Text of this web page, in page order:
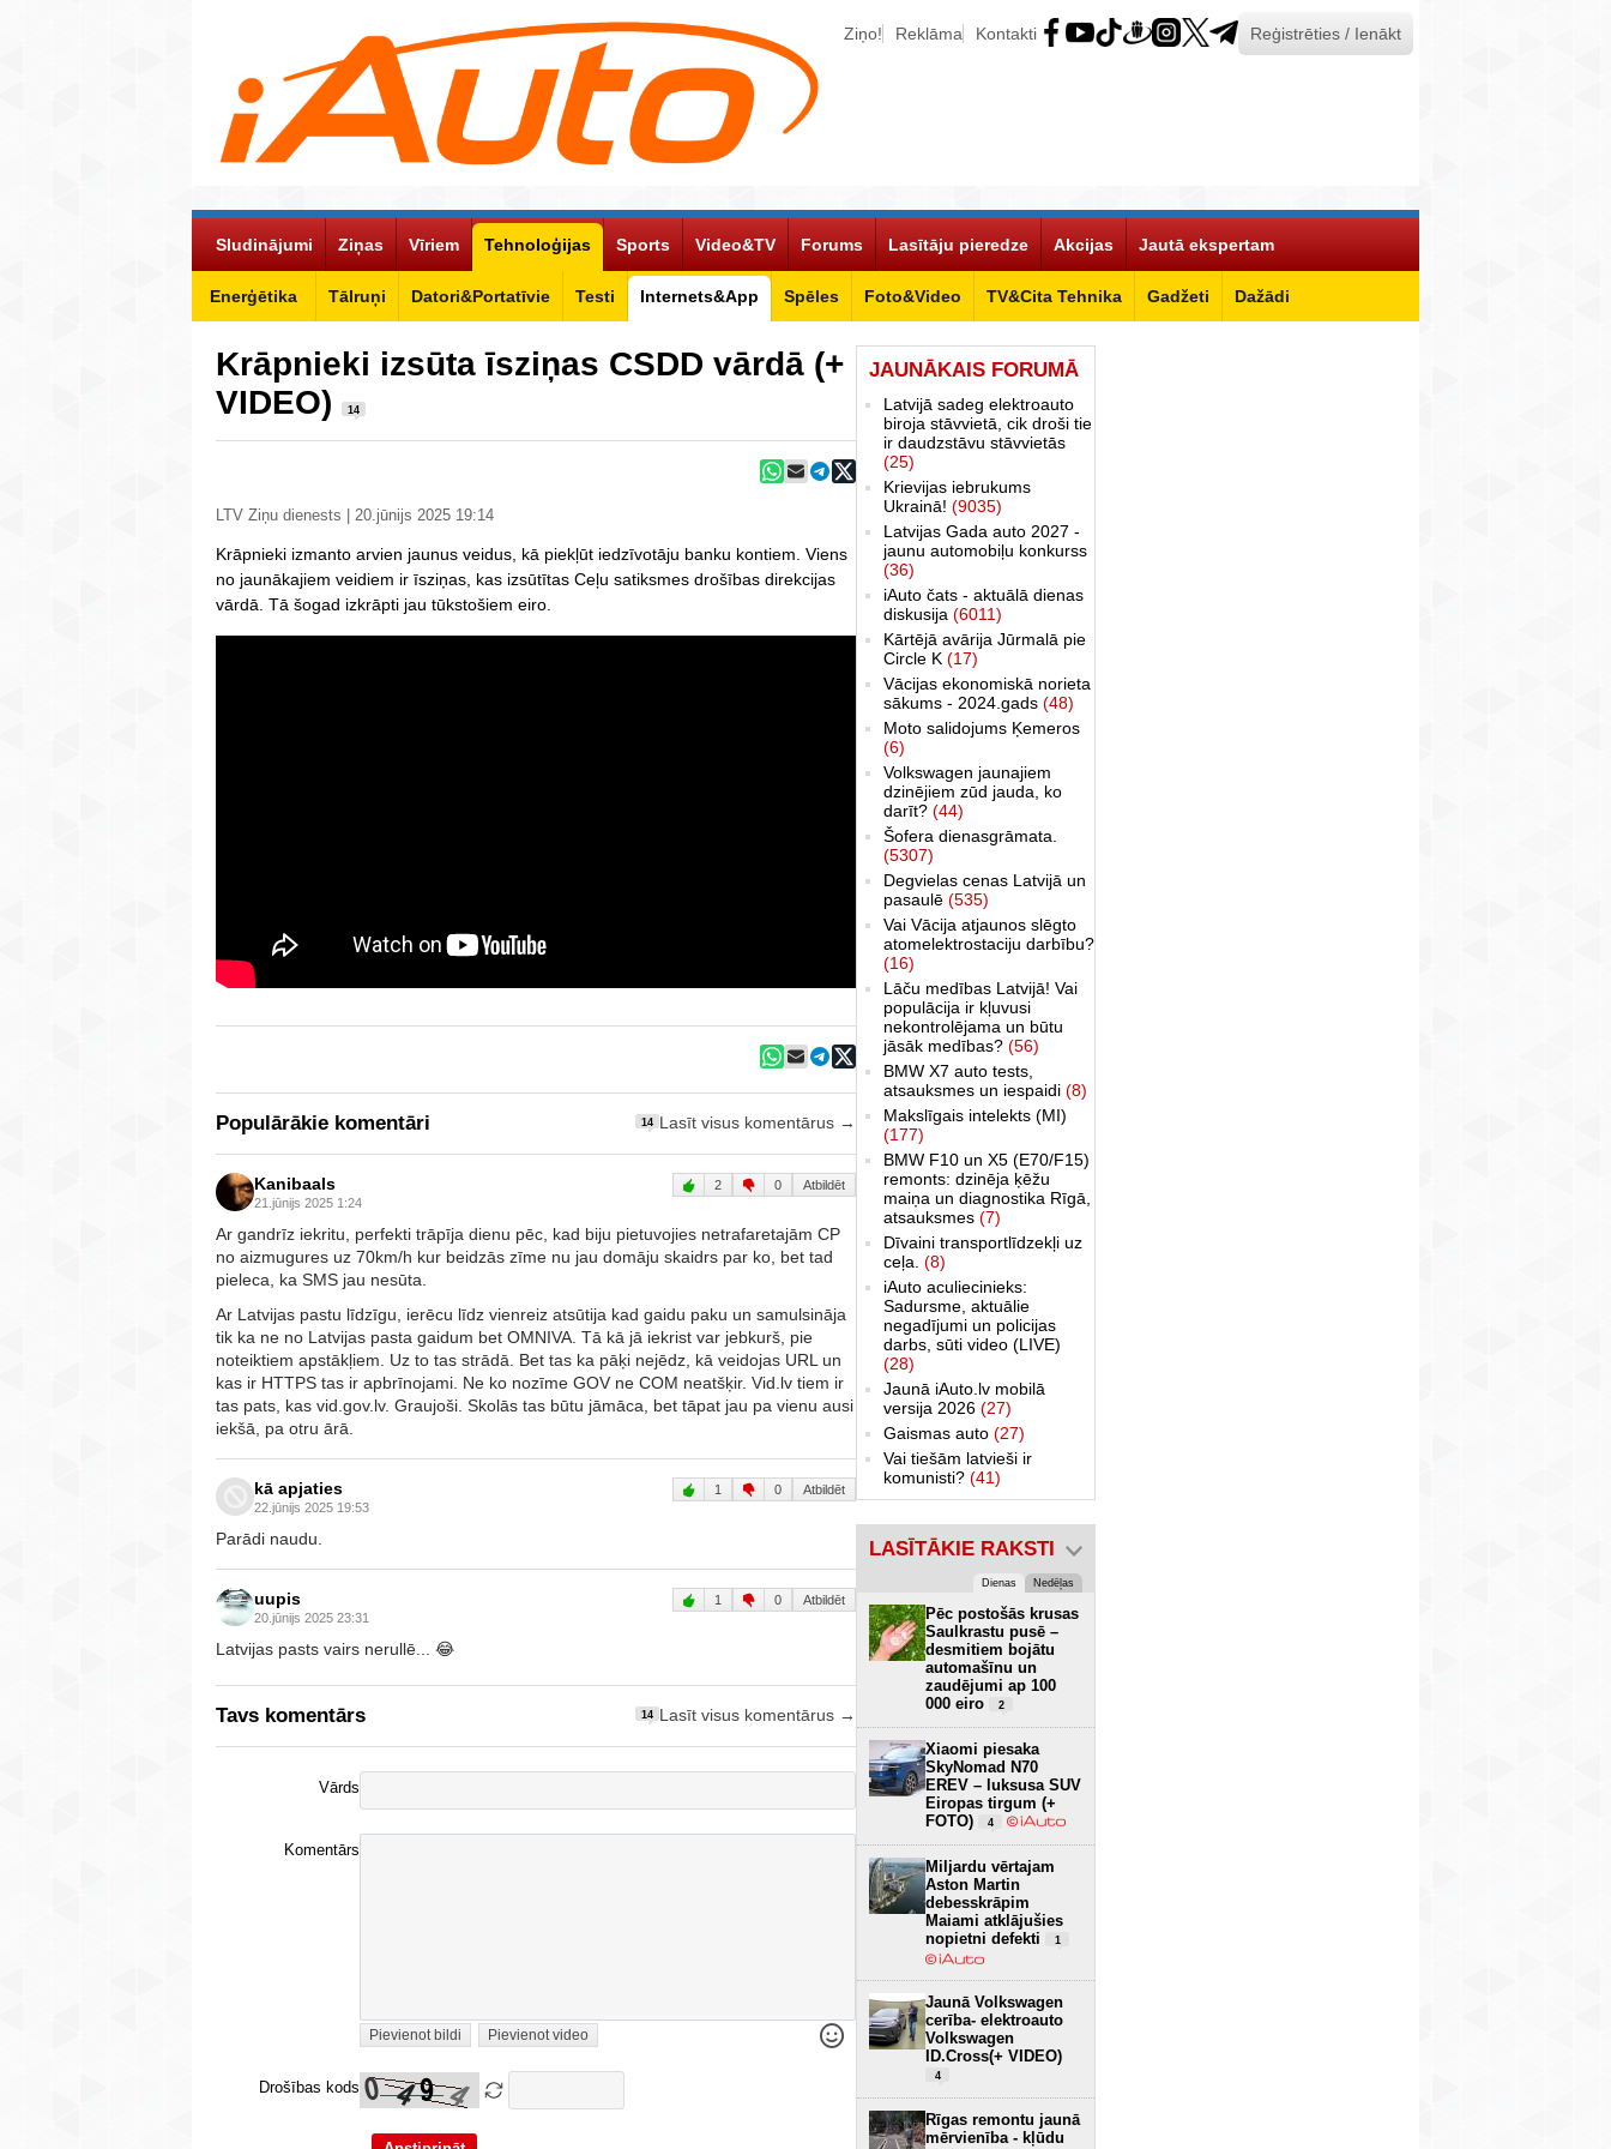
Ziņo! Reklāma Kontakti Reģistrēties / Ienākt
Sludinājumi Ziņas Vīriem Tehnoloģijas
Enerģētika Tālruņi Datori&Portatīvie Testi Internets&App Spēles Foto&Video TV&Cita Tehnika Gadžeti Dažādi
Sports Video&TV Forums Lasītāju pieredze Akcijas Jautā ekspertam
Krāpnieki izsūta īsziņas CSDD vārdā (+
VIDEO)
14
LTV Ziņu dienests | 20.jūnijs 2025 19:14
Krāpnieki izmanto arvien jaunus veidus, kā piekļūt iedzīvotāju banku kontiem. Viens
no jaunākajiem veidiem ir īsziņas, kas izsūtītas Ceļu satiksmes drošības direkcijas
vārdā. Tā šogad izkrāpti jau tūkstošiem eiro.
Populārākie komentāri 14 Lasīt visus komentārus →
Kanibaals
21.jūnijs 2025 1:24
2 0 Atbildēt
Ar gandrīz iekritu, perfekti trāpīja dienu pēc, kad biju pietuvojies netrafaretajām CP
no aizmugures uz 70km/h kur beidzās zīme nu jau domāju skaidrs par ko, bet tad
pieleca, ka SMS jau nesūta.
Ar Latvijas pastu līdzīgu, ierēcu līdz vienreiz atsūtija kad gaidu paku un samulsināja
tik ka ne no Latvijas pasta gaidum bet OMNIVA. Tā kā jā iekrist var jebkurš, pie
noteiktiem apstākļiem. Uz to tas strādā. Bet tas ka pāķi nejēdz, kā veidojas URL un
kas ir HTTPS tas ir apbrīnojami. Ne ko nozīme GOV ne COM neatšķir. Vid.lv tiem ir
tas pats, kas vid.gov.lv. Graujoši. Skolās tas būtu jāmāca, bet tāpat jau pa vienu ausi
iekšā, pa otru ārā.
kā apjaties
22.jūnijs 2025 19:53
1 0 Atbildēt
Parādi naudu.
uupis
20.jūnijs 2025 23:31
1 0 Atbildēt
Latvijas pasts vairs nerullē... 😂
Tavs komentārs 14 Lasīt visus komentārus →
Vārds
Komentārs
Pievienot bildi Pievienot video
Drošības kods
JAUNĀKAIS FORUMĀ
Latvijā sadeg elektroauto
biroja stāvvietā, cik droši tie
ir daudzstāvu stāvvietās
(25)
Krievijas iebrukums
Ukrainā! (9035)
Latvijas Gada auto 2027 -
jaunu automobiļu konkurss
(36)
iAuto čats - aktuālā dienas
diskusija (6011)
Kārtējā avārija Jūrmalā pie
Circle K (17)
Vācijas ekonomiskā norieta
sākums - 2024.gads (48)
Moto salidojums Ķemeros
(6)
Volkswagen jaunajiem
dzinējiem zūd jauda, ko
darīt? (44)
Šofera dienasgrāmata.
(5307)
Degvielas cenas Latvijā un
pasaulē (535)
Vai Vācija atjaunos slēgto
atomelektrostaciju darbību?
(16)
Lāču medības Latvijā! Vai
populācija ir kļuvusi
nekontrolējama un būtu
jāsāk medības? (56)
BMW X7 auto tests,
atsauksmes un iespaidi (8)
Makslīgais intelekts (MI)
(177)
BMW F10 un X5 (E70/F15)
remonts: dzinēja ķēžu
maiņa un diagnostika Rīgā,
atsauksmes (7)
Dīvaini transportlīdzekļi uz
ceļa. (8)
iAuto aculiecinieks:
Sadursme, aktuālie
negadījumi un policijas
darbs, sūti video (LIVE)
(28)
Jaunā iAuto.lv mobilā
versija 2026 (27)
Gaismas auto (27)
Vai tiešām latvieši ir
komunisti? (41)
LASĪTĀKIE RAKSTI
Dienas Nedēļas
Pēc postošās krusas
Saulkrastu pusē –
desmitiem bojātu
automašīnu un
zaudējumi ap 100
000 eiro
2
Xiaomi piesaka
SkyNomad N70
EREV – luksusa SUV
Eiropas tirgum (+
FOTO)
4
Miljardu vērtajam
Aston Martin
debesskrāpim
Maiami atklājušies
nopietni defekti
1
Jaunā Volkswagen
cerība- elektroauto
Volkswagen
ID.Cross(+ VIDEO)
4
Rīgas remontu jaunā
mērvienība - kļūdu